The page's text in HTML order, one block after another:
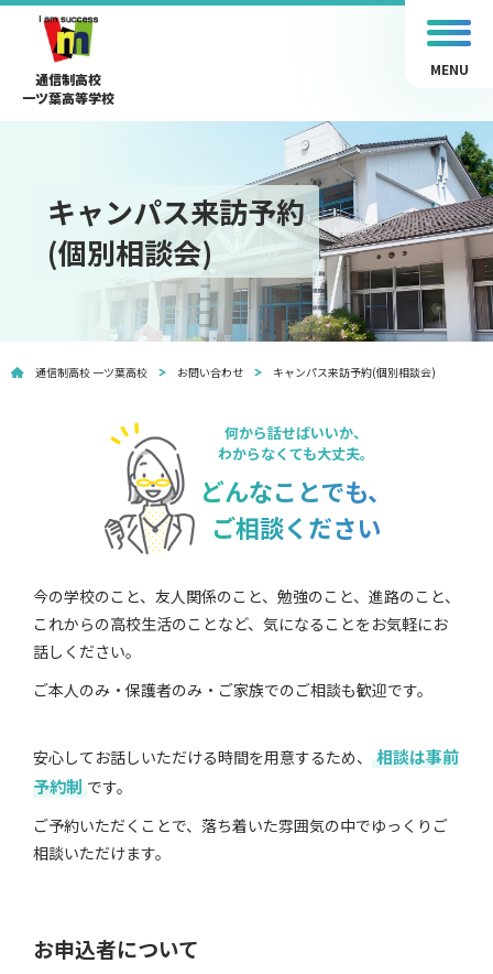
通信制高校
一ツ葉高等学校
MENU
キャンパス来訪予約
(個別相談会)
通信制高校 一ツ葉高校 お問い合わせ キャンパス来訪予約(個別相談会)
何から話せばいいか、
わからなくても大丈夫。
どんなことでも、
ご相談ください
今の学校のこと、友人関係のこと、勉強のこと、進路のこと、
これからの高校生活のことなど、気になることをお気軽にお
話しください。
ご本人のみ・保護者のみ・ご家族でのご相談も歓迎です。
安心してお話しいただける時間を用意するため、
相談は事前
予約制 です。
ご予約いただくことで、落ち着いた雰囲気の中でゆっくりご
相談いただけます。
お申込者について